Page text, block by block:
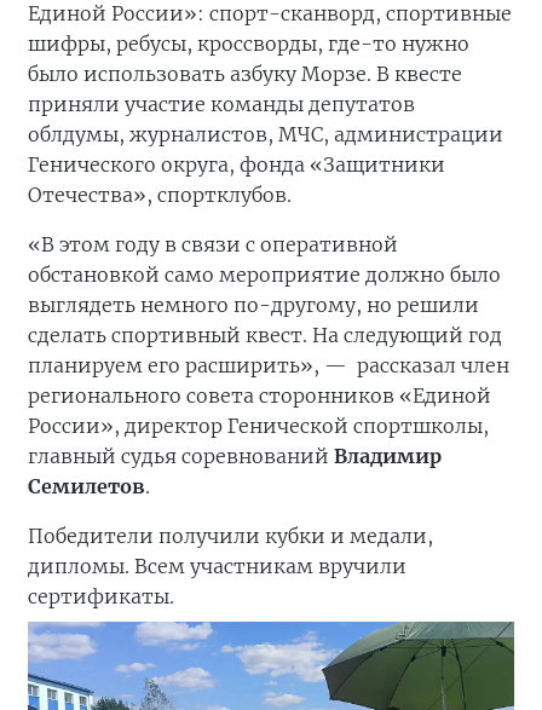
Единой России»: спорт-сканворд, спортивные
шифры, ребусы, кроссворды, где-то нужно
было использовать азбуку Морзе. В квесте
приняли участие команды депутатов
облдумы, журналистов, МЧС, администрации
Генического округа, фонда «Защитники
Отечества», спортклубов.
«В этом году в связи с оперативной
обстановкой само мероприятие должно было
выглядеть немного по-другому, но решили
сделать спортивный квест. На следующий год
планируем его расширить», — рассказал член
регионального совета сторонников «Единой
России», директор Генической спортшколы,
главный судья соревнований Владимир
Семилетов.
Победители получили кубки и медали,
дипломы. Всем участникам вручили
сертификаты.